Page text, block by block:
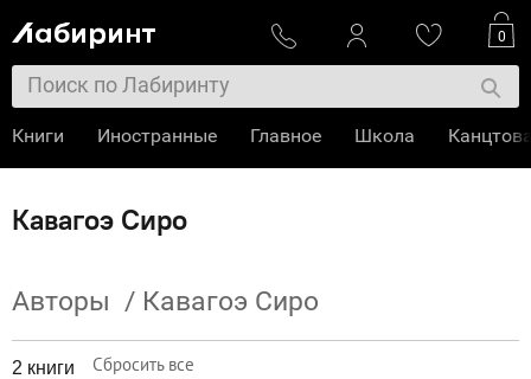
Кавагоэ Сиро
Авторы / Кавагоэ Сиро
2 книги Сбросить все
0
Книги Иностранные Главное Школа